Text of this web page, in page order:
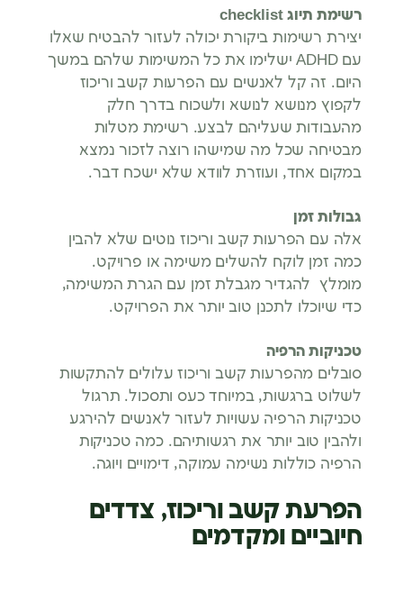
רשימת תיוג checklist
יצירת רשימות ביקורת יכולה לעזור להבטיח שאלו
עם ADHD ישלימו את כל המשימות שלהם במשך
היום. זה קל לאנשים עם הפרעות קשב וריכוז
לקפוץ מנושא לנושא ולשכוח בדרך חלק
מהעבודות שעליהם לבצע. רשימת מטלות
מבטיחה שכל מה שמישהו רוצה לזכור נמצא
במקום אחד, ועוזרת לוודא שלא ישכח דבר.
גבולות זמן
אלה עם הפרעות קשב וריכוז נוטים שלא להבין
כמה זמן לוקח להשלים משימה או פרויקט.
מומלץ להגדיר מגבלת זמן עם הגרת המשימה,
כדי שיוכלו לתכנן טוב יותר את הפרויקט.
טכניקות הרפיה
סובלים מהפרעות קשב וריכוז עלולים להתקשות
לשלוט ברגשות, במיוחד כעס ותסכול. תרגול
טכניקות הרפיה עשויות לעזור לאנשים להירגע
ולהבין טוב יותר את רגשותיהם. כמה טכניקות
הרפיה כוללות נשימה עמוקה, דימויים ויוגה.
הפרעת קשב וריכוז, צדדים
חיוביים ומקדמים